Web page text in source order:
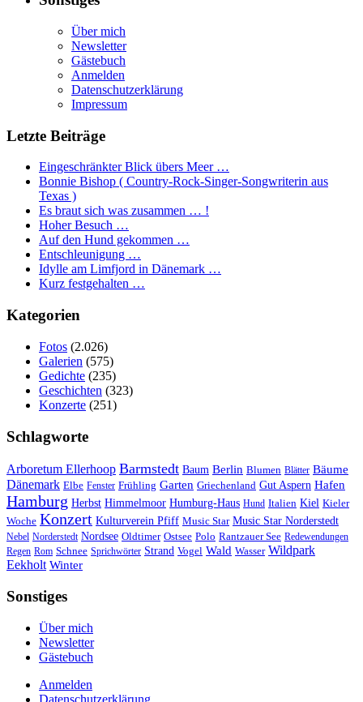
Über mich
Newsletter
Gästebuch
Anmelden
Datenschutzerklärung
Impressum
Letzte Beiträge
Eingeschränkter Blick übers Meer …
Bonnie Bishop ( Country-Rock-Singer-Songwriterin aus
Texas )
Es braut sich was zusammen … !
Hoher Besuch …
Auf den Hund gekommen …
Entschleunigung …
Idylle am Limfjord in Dänemark …
Kurz festgehalten …
Kategorien
Fotos (2.026)
Galerien (575)
Gedichte (235)
Geschichten (323)
Konzerte (251)
Schlagworte
Arboretum Ellerhoop Barmstedt Baum Berlin Blumen Blätter Bäume
Dänemark Elbe Fenster Frühling Garten Griechenland Gut Aspern Hafen
Hamburg Herbst Himmelmoor Humburg-Haus Hund Italien Kiel Kieler
Woche Konzert Kulturverein Pfiff Music Star Music Star Norderstedt
Nebel Norderstedt Nordsee Oldtimer Ostsee Polo Rantzauer See Redewendungen
Regen Rom Schnee Sprichwörter Strand Vogel Wald Wasser Wildpark
Eekholt Winter
Sonstiges
Über mich
Newsletter
Gästebuch
Anmelden
Datenschutzerklärung